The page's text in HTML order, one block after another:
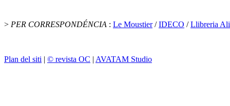
> PER CORRESPONDÉNCIA : Le Moustier/IDECO /Llibreria
Plan del siti | © revista OC | AVATAM Studio